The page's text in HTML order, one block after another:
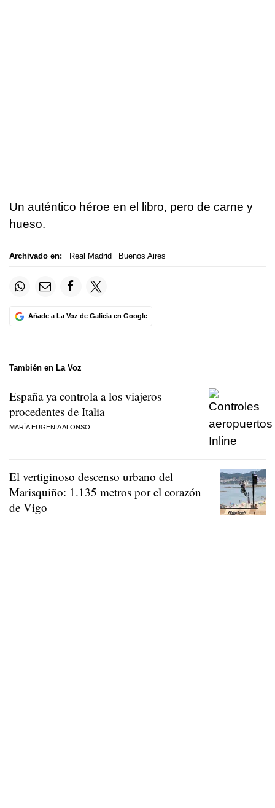
Un auténtico héroe en el libro, pero de carne y
hueso.
Archivado en: Real Madrid Buenos Aires
Añade a La Voz de Galicia en Google
También en La Voz
España ya controla a los viajeros
procedentes de Italia
MARÍA EUGENIA ALONSO
El vertiginoso descenso urbano del
Marisquiño: 1.135 metros por el corazón
de Vigo